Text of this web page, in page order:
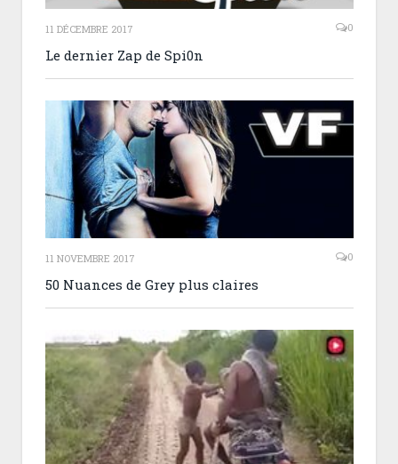
11 DÉCEMBRE 2017 0
Le dernier Zap de Spi0n
11 NOVEMBRE 2017 0
50 Nuances de Grey plus claires